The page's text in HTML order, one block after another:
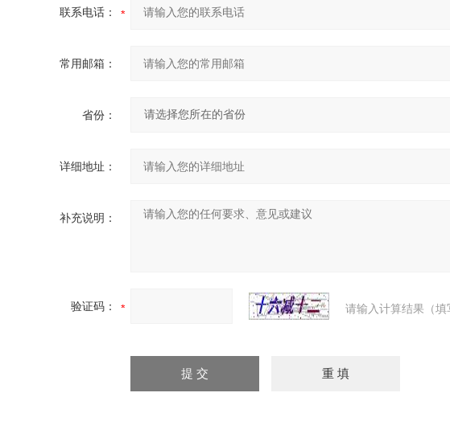
联系电话：
常用邮箱：
省份：
详细地址：
补充说明：
验证码： 请输入计算结果（